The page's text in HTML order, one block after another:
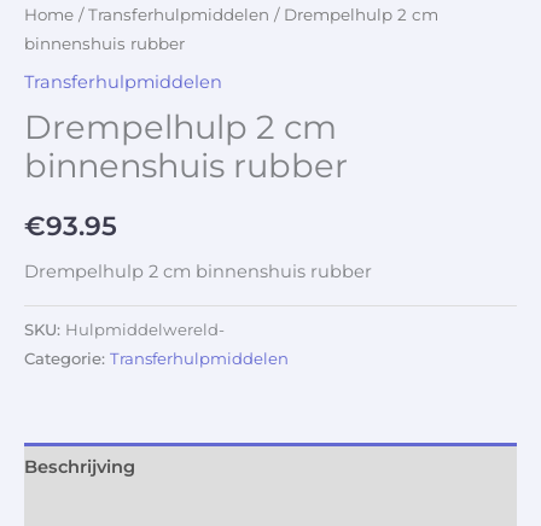
Home /Transferhulpmiddelen / Drempelhulp 2 cm
binnenshuis rubber
Transferhulpmiddelen
Drempelhulp 2 cm
binnenshuis rubber
€93.95
Drempelhulp 2 cm binnenshuis rubber
SKU: Hulpmiddelwereld-
Categorie: Transferhulpmiddelen
Beschrijving